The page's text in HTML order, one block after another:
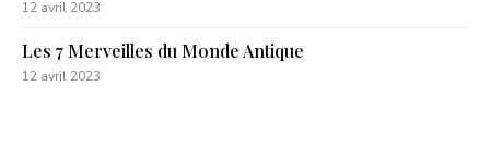
12 avril 2023
Les 7 Merveilles du Monde Antique
12 avril 2023